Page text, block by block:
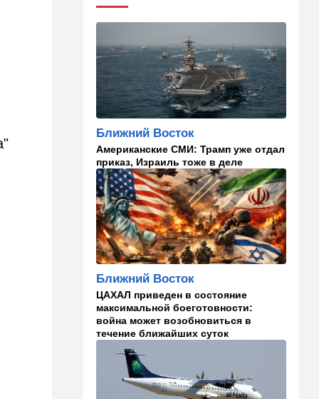
Здоровье
Какие продукты помогают
легче переносить стресс:
что выяснили ученые
13:47 Ближний Восток
к опасной черте в
отношениях с Израилем:
провокационное заявление
13:45 В мире
Помидоры научились
предупреждать соседей об
опасном вирусе
13:22 Стиль жизни
Что действительно помогает
пережить израильскую
жару, а что является мифом.
Разбираемся
Израиль
США суют Израилю палки в
колеса после гибели
военных в Ливане
Ближний Восток
Американские СМИ: Трамп уже отдал
приказ, Израиль тоже в деле
Ближний Восток
ЦАХАЛ приведен в состояние
максимальной боеготовности:
война может возобновиться в
течение ближайших суток